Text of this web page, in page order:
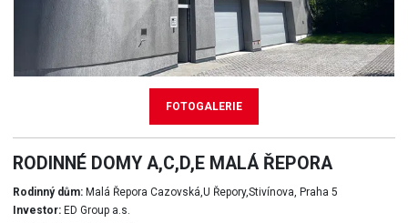
FOTOGALERIE
RODINNÉ DOMY A,C,D,E MALÁ ŘEPORA
Rodinný dům:Malá Řepora Cazovská,U Řepory,Stivínova, Praha 5
Investor:ED Group a.s.